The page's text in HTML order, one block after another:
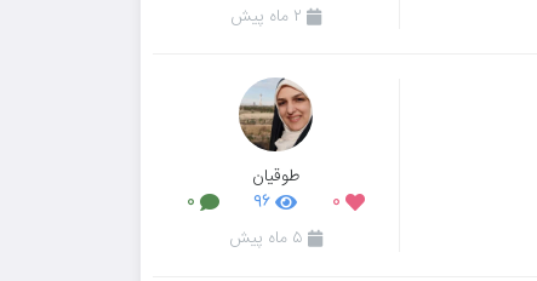
۲ ماه پیش
طوقیان
۰ ۹۶ ۰
۵ ماه پیش